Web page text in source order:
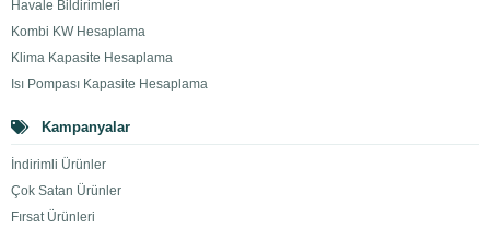
Havale Bildirimleri
Kombi KW Hesaplama
Klima Kapasite Hesaplama
Isı Pompası Kapasite Hesaplama
Kampanyalar
İndirimli Ürünler
Çok Satan Ürünler
Fırsat Ürünleri